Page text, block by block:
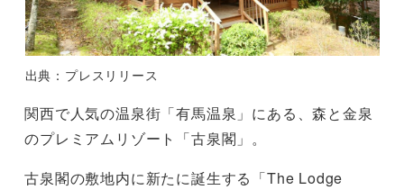
出典：プレスリリース
関西で人気の温泉街「有馬温泉」にある、森と金泉
のプレミアムリゾート「古泉閣」。
古泉閣の敷地内に新たに誕生する「The Lodge